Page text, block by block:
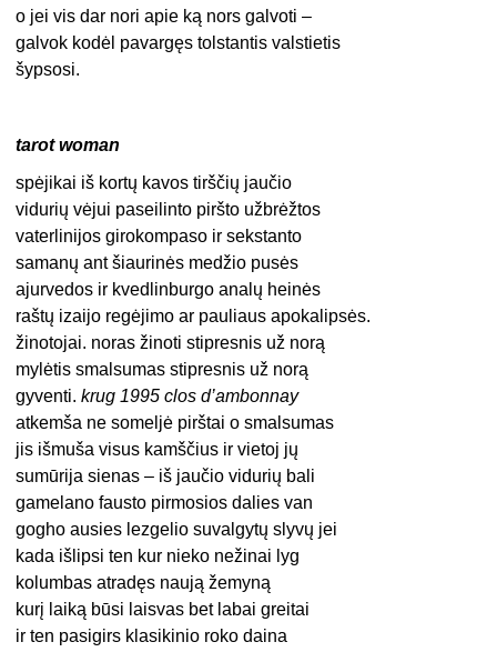
o jei vis dar nori apie ką nors galvoti –
galvok kodėl pavargęs tolstantis valstietis
šypsosi.
tarot woman
spėjikai iš kortų kavos tirščių jaučio
vidurių vėjui paseilinto piršto užbrėžtos
vaterlinijos girokompaso ir sekstanto
samanų ant šiaurinės medžio pusės
ajurvedos ir kvedlinburgo analų heinės
raštų izaijo regėjimo ar pauliaus apokalipsės.
žinotojai. noras žinoti stipresnis už norą
mylėtis smalsumas stipresnis už norą
gyventi.krug 1995 clos d’ambonnay
atkemša ne someljė pirštai o smalsumas
jis išmuša visus kamščius ir vietoj jų
sumūrija sienas – iš jaučio vidurių bali
gamelano fausto pirmosios dalies van
gogho ausies lezgelio suvalgytų slyvų jei
kada išlipsi ten kur nieko nežinai lyg
kolumbas atradęs naują žemyną
kurį laiką būsi laisvas bet labai greitai
ir ten pasigirs klasikinio roko daina